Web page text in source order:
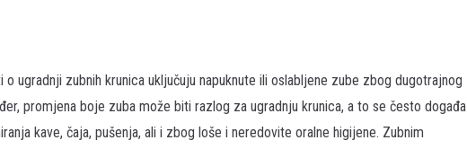
ugradnji zubnih krunica uključuju napuknute ili oslabljene zube zbog dugotrajnog
promjena boje zuba može biti razlog za ugradnju krunica, a to se često događa
kave, čaja, pušenja, ali i zbog loše i neredovite oralne higijene. Zubnim